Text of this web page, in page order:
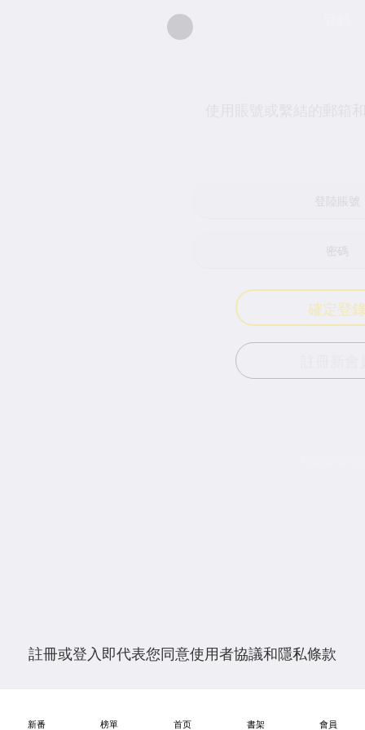
登錄
註冊新會員
註冊或登入即代表您同意使用者協議和隱私條款
新番 榜單 首页 書架 會員